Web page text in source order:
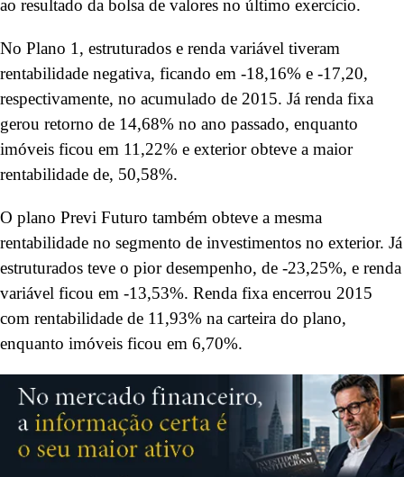
ao resultado da bolsa de valores no último exercício.
No Plano 1, estruturados e renda variável tiveram
rentabilidade negativa, ficando em -18,16% e -17,20,
respectivamente, no acumulado de 2015. Já renda fixa
gerou retorno de 14,68% no ano passado, enquanto
imóveis ficou em 11,22% e exterior obteve a maior
rentabilidade de, 50,58%.
O plano Previ Futuro também obteve a mesma
rentabilidade no segmento de investimentos no exterior. Já
estruturados teve o pior desempenho, de -23,25%, e renda
variável ficou em -13,53%. Renda fixa encerrou 2015
com rentabilidade de 11,93% na carteira do plano,
enquanto imóveis ficou em 6,70%.